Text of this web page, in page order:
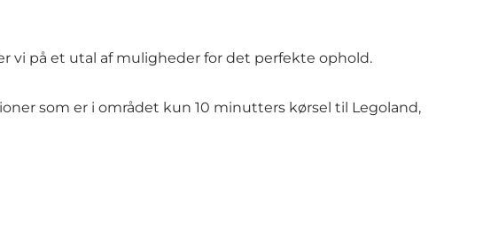
vi på et utal af muligheder for det perfekte ophold.
som er i området kun 10 minutters kørsel til Legoland,